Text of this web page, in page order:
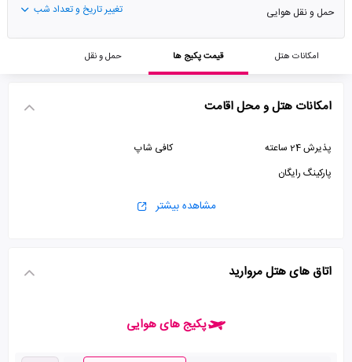
حمل و نقل هوایی
تغییر تاریخ و تعداد شب
امکانات هتل قیمت پکیج ها حمل و نقل
امکانات هتل و محل اقامت
پذیرش 24 ساعته
کافی شاپ
پارکینگ رایگان
مشاهده بیشتر
اتاق های هتل مروارید
پکیج های هوایی